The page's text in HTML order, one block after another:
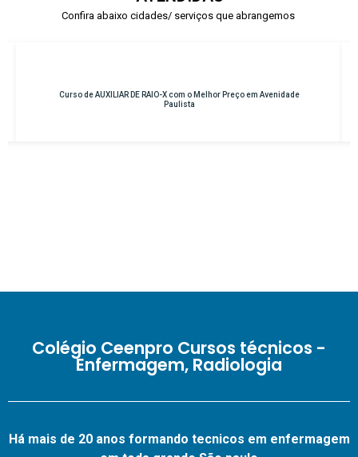
Confira abaixo cidades/ serviços que abrangemos
Curso de INSTRUMENTAÇÃO CIRÚRGICA com o Melhor
Colégio Ceenpro Cursos técnicos -
Enfermagem, Radiologia
Há mais de 20 anos formando tecnicos em enfermagem